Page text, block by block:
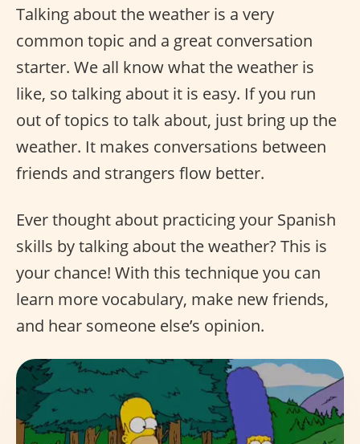
Talking about the weather is a very
common topic and a great conversation
starter. We all know what the weather is
like, so talking about it is easy. If you run
out of topics to talk about, just bring up the
weather. It makes conversations between
friends and strangers flow better.
Ever thought about practicing your Spanish
skills by talking about the weather? This is
your chance! With this technique you can
learn more vocabulary, make new friends,
and hear someone else’s opinion.